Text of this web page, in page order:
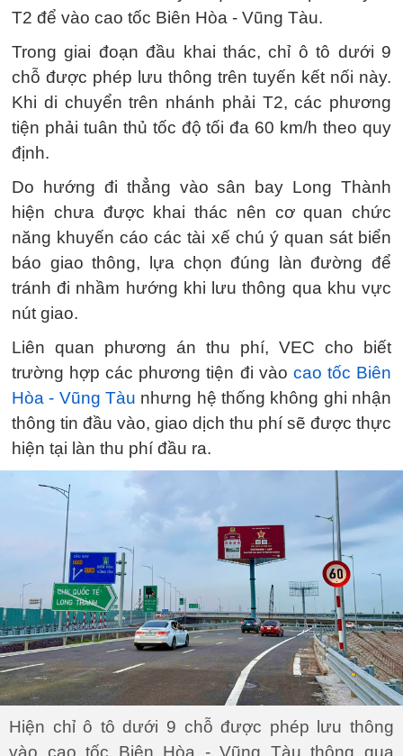
T2 để vào cao tốc Biên Hòa - Vũng Tàu.
Trong giai đoạn đầu khai thác, chỉ ô tô dưới 9
chỗ được phép lưu thông trên tuyến kết nối này.
Khi di chuyển trên nhánh phải T2, các phương
tiện phải tuân thủ tốc độ tối đa 60 km/h theo quy
định.
Do hướng đi thẳng vào sân bay Long Thành
hiện chưa được khai thác nên cơ quan chức
năng khuyến cáo các tài xế chú ý quan sát biển
báo giao thông, lựa chọn đúng làn đường để
tránh đi nhầm hướng khi lưu thông qua khu vực
nút giao.
Liên quan phương án thu phí, VEC cho biết
trường hợp các phương tiện đi vào cao tốc Biên
Hòa - Vũng Tàu nhưng hệ thống không ghi nhận
thông tin đầu vào, giao dịch thu phí sẽ được thực
hiện tại làn thu phí đầu ra.
Hiện chỉ ô tô dưới 9 chỗ được phép lưu thông
vào cao tốc Biên Hòa - Vũng Tàu thông qua